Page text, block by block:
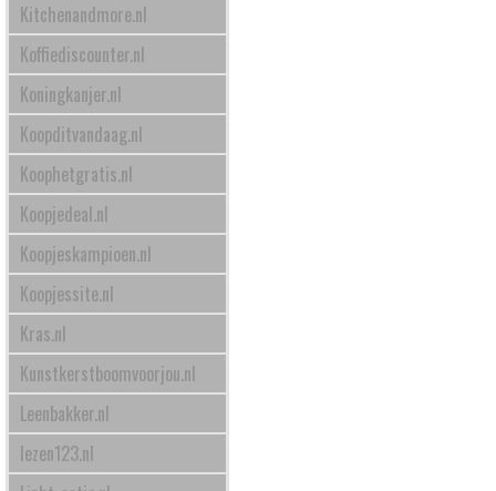
Kitchenandmore.nl
Koffiediscounter.nl
Koningkanjer.nl
Koopditvandaag.nl
Koophetgratis.nl
Koopjedeal.nl
Koopjeskampioen.nl
Koopjessite.nl
Kras.nl
Kunstkerstboomvoorjou.nl
Leenbakker.nl
lezen123.nl